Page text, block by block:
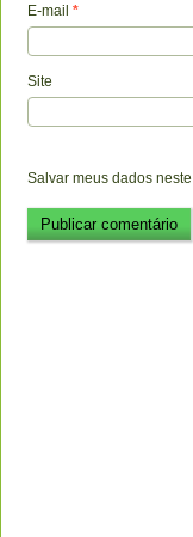
E-mail *
Site
Salvar meus dados